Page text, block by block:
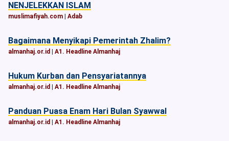
NENJELEKKAN ISLAM
muslimafiyah.com Adab
Bagaimana Menyikapi Pemerintah Zhalim?
almanhaj.or.id A1. Headline Almanhaj
Hukum Kurban dan Pensyariatannya
almanhaj.or.id A1. Headline Almanhaj
Panduan Puasa Enam Hari Bulan Syawwal
almanhaj.or.id A1. Headline Almanhaj